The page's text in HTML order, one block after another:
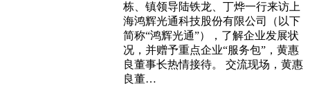
栋、镇领导陆铁龙、丁烨一行来访上
海鸿辉光通科技股份有限公司（以下
简称“鸿辉光通”），了解企业发展状
况，并赠予重点企业“服务包”，黄惠
良董事长热情接待。 交流现场，黄惠
良董…